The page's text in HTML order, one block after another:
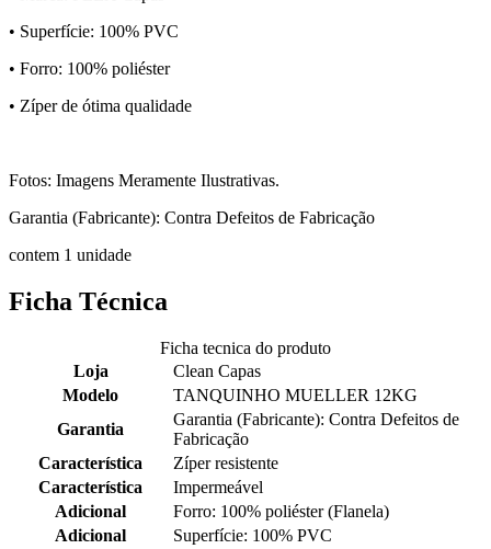
• Superfície: 100% PVC
• Forro: 100% poliéster
• Zíper de ótima qualidade
Fotos: Imagens Meramente Ilustrativas.
Garantia (Fabricante): Contra Defeitos de Fabricação
contem 1 unidade
Ficha Técnica
Ficha tecnica do produto
Loja
Clean Capas
Modelo
TANQUINHO MUELLER 12KG
Garantia
Garantia (Fabricante): Contra Defeitos de
Fabricação
Característica
Zíper resistente
Característica
Impermeável
Adicional
Forro: 100% poliéster (Flanela)
Adicional
Superfície: 100% PVC